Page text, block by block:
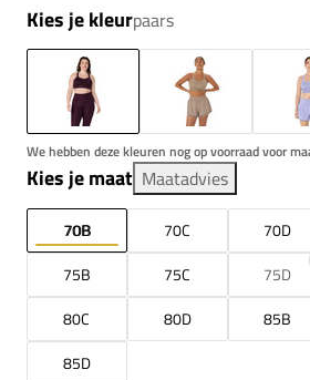
Kies je kleurpaars
We hebben deze kleuren nog op voorraad voor
Kies je maat Maatadvies
70B 70C 70D
75B
75C 75D
80C
80D 85B
85D